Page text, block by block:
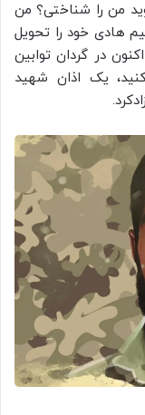
من را شناختی؟ من
ابراهیم هادی خود را تحویل
در گردان توابین
یک اذان شهید